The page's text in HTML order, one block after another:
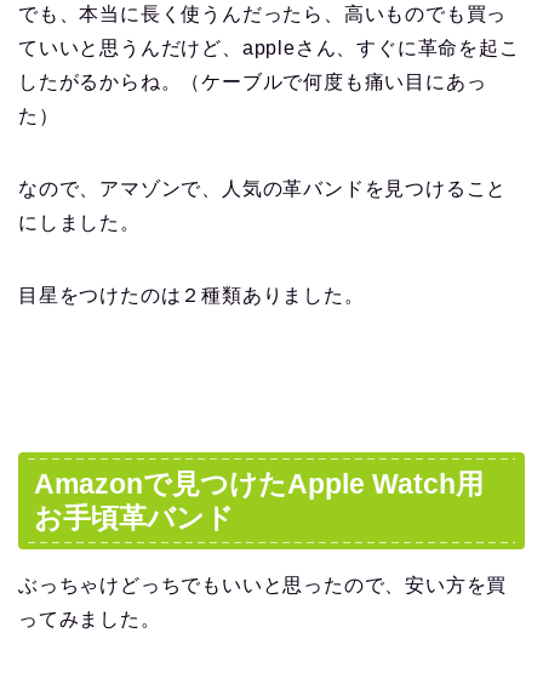
でも、本当に長く使うんだったら、高いものでも買っ
ていいと思うんだけど、appleさん、すぐに革命を起こ
したがるからね。（ケーブルで何度も痛い目にあっ
た）
なので、アマゾンで、人気の革バンドを見つけること
にしました。
目星をつけたのは２種類ありました。
Amazonで見つけたApple Watch用
お手頃革バンド
ぶっちゃけどっちでもいいと思ったので、安い方を買
ってみました。